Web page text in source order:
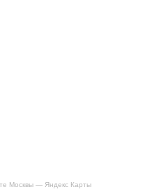
Москвы — Яндекс Карты